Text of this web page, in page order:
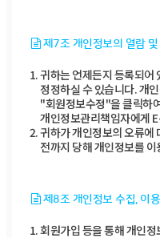
제7조 개인정보의 열람 및
귀하는 언제든지 등록되어
정정하실 수 있습니다. 개
"회원정보수정"을 클릭하
개인정보관리책임자에게
귀하가 개인정보의 오류에
전까지 당해 개인정보를
제8조 개인정보 수집, 이
회원가입 등을 통해 개인